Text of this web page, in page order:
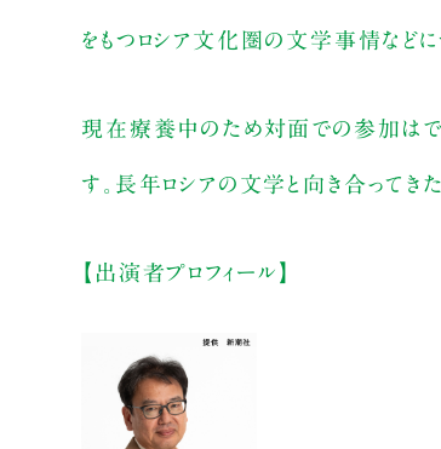
をもつロシア文化圏の文学事情などに
現在療養中のため対面での参加はでき
す。長年ロシアの文学と向き合ってき
【出演者プロフィール】